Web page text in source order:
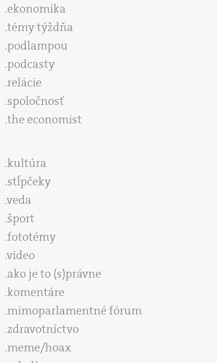
ekonomika
témy týždňa
podlampou
podcasty
relácie
spoločnosť
the economist
kultúra
stĺpčeky
veda
šport
fototémy
video
ako je to (s)právne
komentáre
mimoparlamentné fórum
zdravotníctvo
meme/hoax